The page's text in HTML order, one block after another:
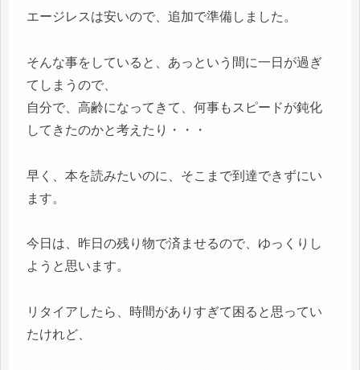
エージレスは安いので、追加で準備しました。
そんな事をしていると、あっという間に一日が過ぎ
てしまうので、
自分で、高齢になってきて、何事もスピードが鈍化
してきたのかと考えたり・・・
早く、本を読みたいのに、そこまで到達できずにい
ます。
今日は、昨日の残り物で済ませるので、ゆっくりし
ようと思います。
リタイアしたら、時間がありすぎて困ると思ってい
たけれど、